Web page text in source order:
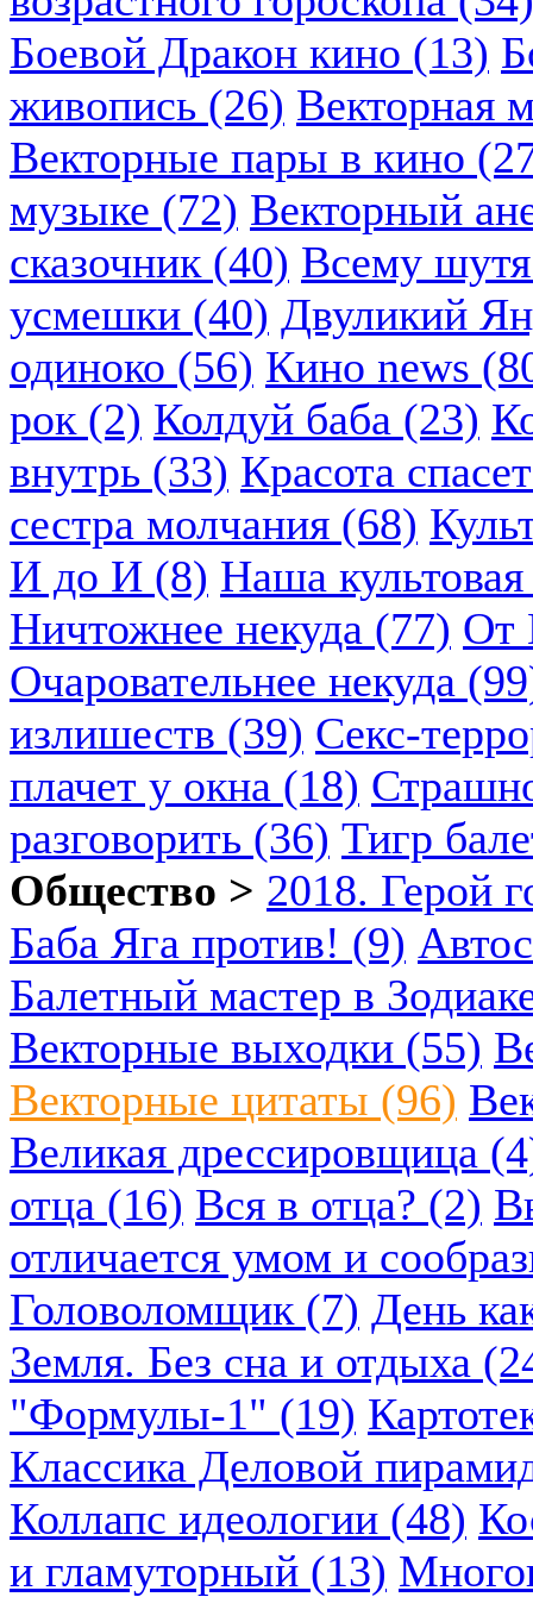
Боевой Дракон кино (13)
живопись (26) Векторная
Векторные пары в кино
музыке (72) Векторный
сказочник (40) Всему
усмешки (40) Двуликий
одиноко (56) Кино news
рок (2) Колдуй баба (23)
внутрь (33) Красота
сестра молчания (68)
И до И (8) Наша
Ничтожнее некуда (77) От
Очаровательнее некуда
излишеств (39) Секс-
плачет у окна (18)
разговорить (36) Тигр
Общество > 2018. Герой
Баба Яга против! (9)
Балетный мастер в
Векторные выходки (55)
Векторные цитаты (96)
Великая дрессировщица
отца (16) Вся в отца? (2)
отличается умом и
Головоломщик (7) День
Земля. Без сна и отдыха
"Формулы-1" (19)
Классика Деловой
Коллапс идеологии (48)
и гламуторный (13)